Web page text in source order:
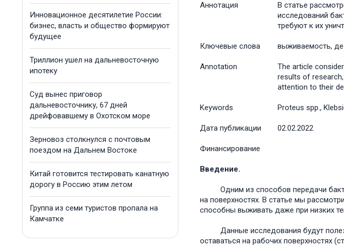
Инновационное десятилетие России:
бизнес, власть и общество формируют
будущее
Триллион ушел на дальневосточную
ипотеку
Суд вынес приговор
дальневосточнику, 67 дней
дрейфовавшему в Охотском море
Зерновоз столкнулся с почтовым
поездом на Дальнем Востоке
Китай готовится тестировать канатную
дорогу в Россию этим летом
Группа из семи туристов пропала на
Камчатке
Аннотация
В статье
исследований
требуют к их
Ключевые слова выживаемость,
Annotation
The article
results of
attention to their
Keywords Proteus spp.,
Дата публикации 02.02.2022
Финансирование
Введение.
Одним из способов передачи
на поверхностях. В статье мы
способны выживать даже при низких
Данные исследования будут
оставаться на рабочих поверхностях